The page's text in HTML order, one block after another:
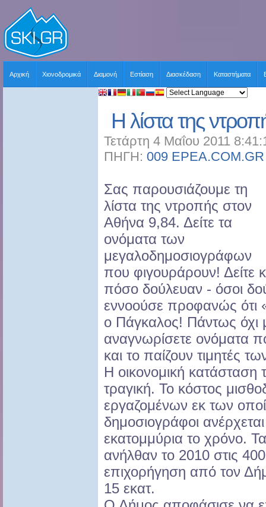
Αρχική Χιονοδρομικά Διαμονή Εστίαση Διασκέδαση Καταστήματα
Η λίστα της
Τετάρτη 4 Μαΐου 2011
ΠΗΓΗ: 009 EPEA.COM.GR
Σας παρουσιάζουμε τη
λίστα της ντροπής στον
Αθήνα 9,84. Δείτε τα
ονόματα των
μεγαλοδημοσιογράφων
που φιγουράρουν! Δείτε
πόσο δούλευαν - όσοι
εννοούσε προφανώς ότι
ο Πάγκαλος! Πάντως
αναγνωρίσετε ονόματα
και το παίζουν τιμητές
Η οικονομική κατάσταση
τραγική. Το κόστος
εργαζομένων εκ των
δημοσιογράφοι
εκατομμύρια το χρόνο.
ανήλθαν το 2010 στις
επιχορήγηση από τον
15 εκατ.